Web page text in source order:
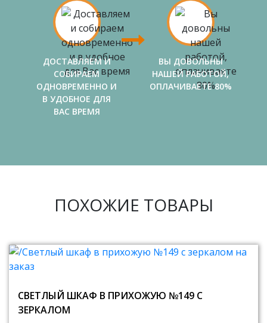
ДОСТАВЛЯЕМ И
СОБИРАЕМ
ОДНОВРЕМЕННО И
В УДОБНОЕ ДЛЯ
ВАС ВРЕМЯ
ВЫ ДОВОЛЬНЫ
НАШЕЙ РАБОТОЙ,
ОПЛАЧИВАЕТЕ 80%
ПОХОЖИЕ ТОВАРЫ
СВЕТЛЫЙ ШКАФ В ПРИХОЖУЮ №149 С
ЗЕРКАЛОМ